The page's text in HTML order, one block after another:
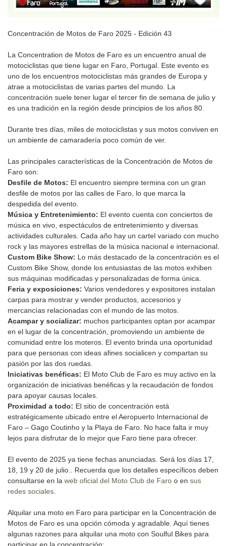
Concentración de Motos de Faro 2025 - Edición 43
La Concentration de Motos de Faro es un encuentro anual de
motociclistas que tiene lugar en Faro, Portugal. Este evento es
uno de los encuentros motociclistas más grandes de Europa y
atrae a motociclistas de varias partes del mundo. La
concentración suele tener lugar el tercer fin de semana de julio y
es una tradición en la región desde principios de los años 80.
Durante tres días, miles de motociclistas y sus motos conviven en
un ambiente de camaradería poco común de ver.
Las principales características de la Concentración de Motos de
Faro son:
Desfile de Motos: El encuentro siempre termina con un gran
desfile de motos por las calles de Faro, lo que marca la
despedida del evento.
Música y Entretenimiento: El evento cuenta con conciertos de
música en vivo, espectáculos de entretenimiento y diversas
actividades culturales. Cada año hay un cartel variado con mucho
rock y las mayores estrellas de la música nacional e internacional.
Custom Bike Show: Lo más destacado de la concentración es el
Custom Bike Show, donde los entusiastas de las motos exhiben
sus máquinas modificadas y personalizadas de forma única.
Feria y exposiciones: Varios vendedores y expositores instalan
carpas para mostrar y vender productos, accesorios y
mercancías relacionadas con el mundo de las motos.
Acampar y socializar: muchos participantes optan por acampar
en el lugar de la concentración, promoviendo un ambiente de
comunidad entre los moteros. El evento brinda una oportunidad
para que personas con ideas afines socialicen y compartan su
pasión por las dos ruedas.
Iniciativas benéficas: El Moto Club de Faro es muy activo en la
organización de iniciativas benéficas y la recaudación de fondos
para apoyar causas locales.
Proximidad a todo: El sitio de concentración está
estratégicamente ubicado entre el Aeropuerto Internacional de
Faro – Gago Coutinho y la Playa de Faro. No hace falta ir muy
lejos para disfrutar de lo mejor que Faro tiene para ofrecer.
El evento de 2025 ya tiene fechas anunciadas. Será los días 17,
18, 19 y 20 de julio.. Recuerda que los detalles específicos deben
consultarse en la web oficial del Moto Club de Faro o en sus
redes sociales
Alquilar una moto en Faro para participar en la Concentración de
Motos de Faro es una opción cómoda y agradable. Aquí tienes
algunas razones para alquilar una moto con Soulful Bikes para